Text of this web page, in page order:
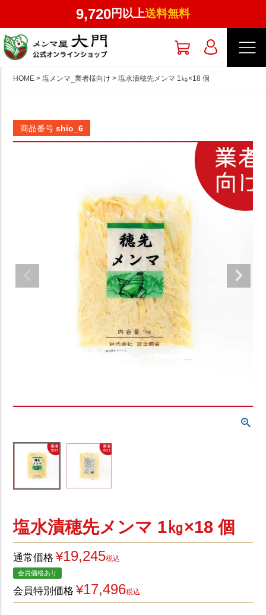
9,720円以上送料無料
マイページ／ログイン
個人のお客様はこちら
商品一覧
お気に入り
極太メンマ
塩メンマ
水煮メンマ
穂先メンマ
メンマの戻し方
HOME 塩メンマ_業者様向け 塩水漬穂先メンマ 1㎏×18 個
商品番号 shio_6
塩水漬穂先メンマ 1㎏×18 個
通常価格 ¥19,245税込
会員価格あり
会員特別価格 ¥17,496税込